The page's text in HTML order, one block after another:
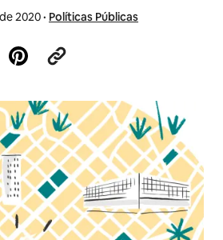
2020· Políticas Públicas